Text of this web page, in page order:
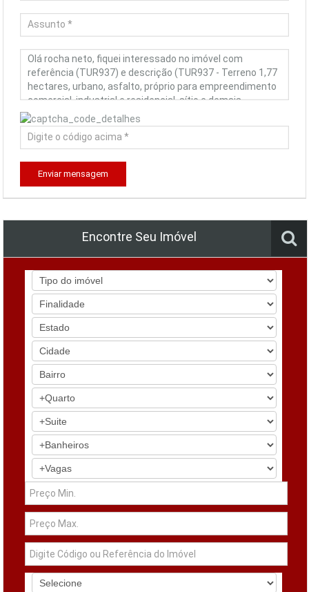
Enviar mensagem
Encontre Seu Imóvel